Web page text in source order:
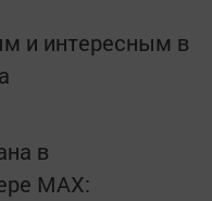
и интересным в
в
MАХ: